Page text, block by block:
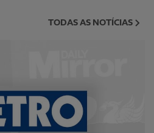
TODAS AS NOTÍCIAS